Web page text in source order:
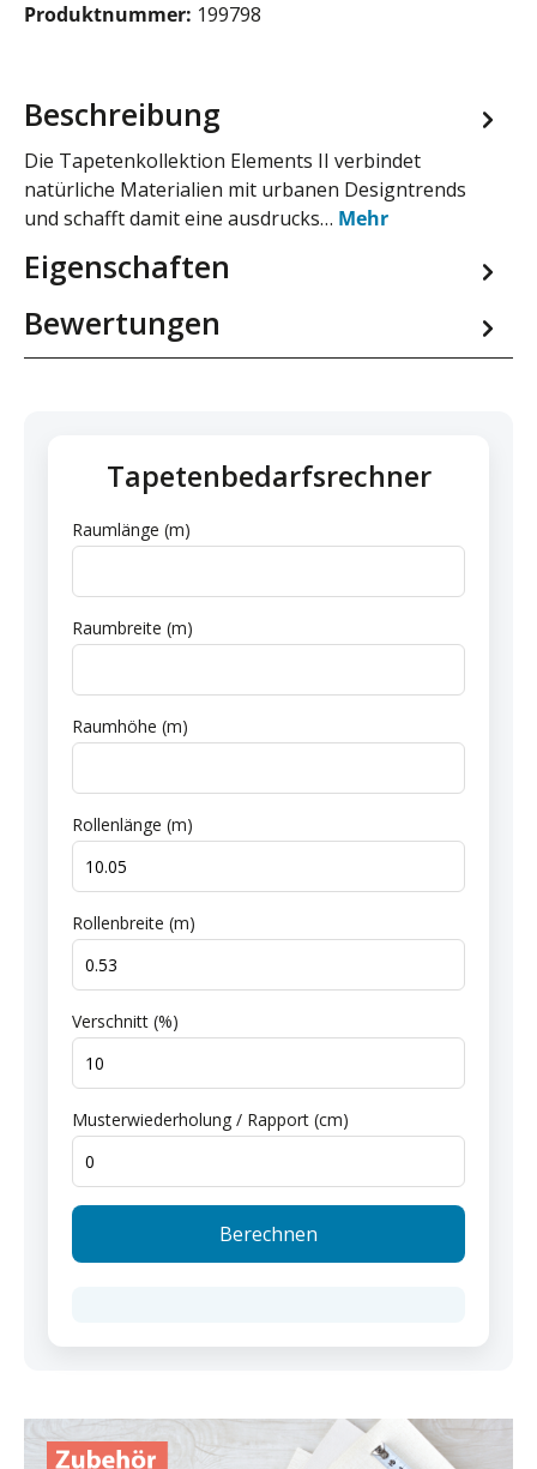
Produktnummer: 199798
Beschreibung
Die Tapetenkollektion Elements II verbindet
natürliche Materialien mit urbanen Designtrends
und schafft damit eine ausdrucks… Mehr
Eigenschaften
Bewertungen
Tapetenbedarfsrechner
Raumlänge (m)
Raumbreite (m)
Raumhöhe (m)
Rollenlänge (m)
Rollenbreite (m)
Verschnitt (%)
Musterwiederholung / Rapport (cm)
Berechnen